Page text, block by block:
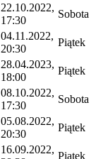
22.10.2022,
17:30
Sobota
04.11.2022,
20:30
Piątek
28.04.2023,
18:00
Piątek
08.10.2022,
17:30
Sobota
05.08.2022,
20:30
Piątek
16.09.2022,
Piątek